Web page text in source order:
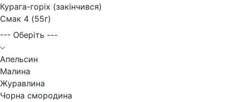
Курага-горіх (закінчився)
Смак 4 (55г)
--- Оберіть ---
Апельсин
Малина
Журавлина
Чорна смородина